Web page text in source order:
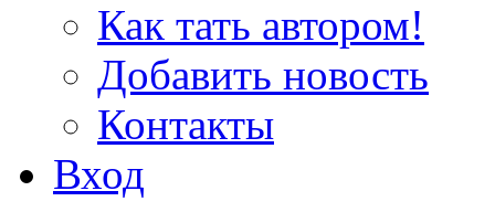
Как тать автором!
Добавить новость
Контакты
Вход